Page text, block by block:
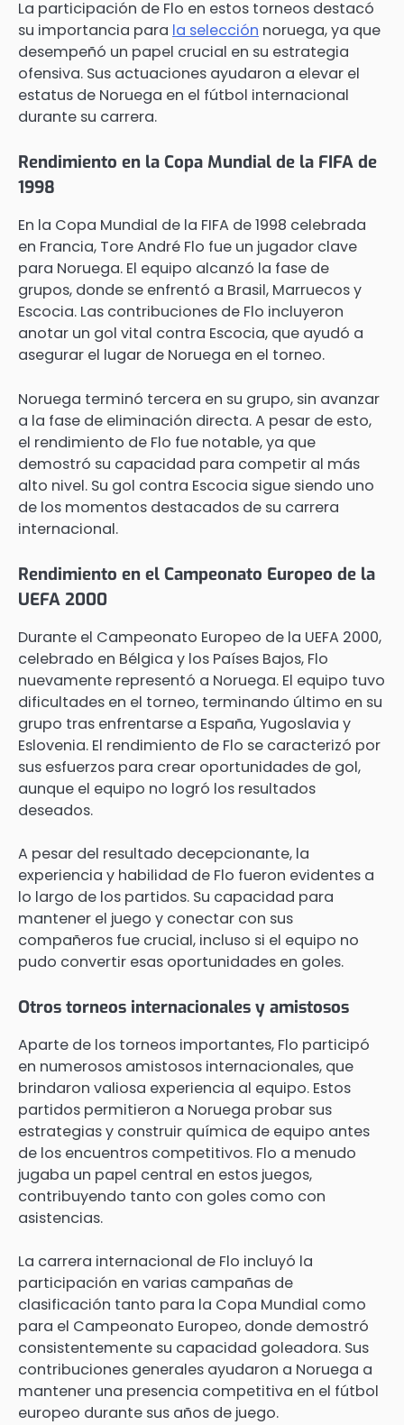
La participación de Flo en estos torneos destacó
su importancia para la selección noruega, ya que
desempeñó un papel crucial en su estrategia
ofensiva. Sus actuaciones ayudaron a elevar el
estatus de Noruega en el fútbol internacional
durante su carrera.
Rendimiento en la Copa Mundial de la FIFA de
1998
En la Copa Mundial de la FIFA de 1998 celebrada
en Francia, Tore André Flo fue un jugador clave
para Noruega. El equipo alcanzó la fase de
grupos, donde se enfrentó a Brasil, Marruecos y
Escocia. Las contribuciones de Flo incluyeron
anotar un gol vital contra Escocia, que ayudó a
asegurar el lugar de Noruega en el torneo.
Noruega terminó tercera en su grupo, sin avanzar
a la fase de eliminación directa. A pesar de esto,
el rendimiento de Flo fue notable, ya que
demostró su capacidad para competir al más
alto nivel. Su gol contra Escocia sigue siendo uno
de los momentos destacados de su carrera
internacional.
Rendimiento en el Campeonato Europeo de la
UEFA 2000
Durante el Campeonato Europeo de la UEFA 2000,
celebrado en Bélgica y los Países Bajos, Flo
nuevamente representó a Noruega. El equipo tuvo
dificultades en el torneo, terminando último en su
grupo tras enfrentarse a España, Yugoslavia y
Eslovenia. El rendimiento de Flo se caracterizó por
sus esfuerzos para crear oportunidades de gol,
aunque el equipo no logró los resultados
deseados.
A pesar del resultado decepcionante, la
experiencia y habilidad de Flo fueron evidentes a
lo largo de los partidos. Su capacidad para
mantener el juego y conectar con sus
compañeros fue crucial, incluso si el equipo no
pudo convertir esas oportunidades en goles.
Otros torneos internacionales y amistosos
Aparte de los torneos importantes, Flo participó
en numerosos amistosos internacionales, que
brindaron valiosa experiencia al equipo. Estos
partidos permitieron a Noruega probar sus
estrategias y construir química de equipo antes
de los encuentros competitivos. Flo a menudo
jugaba un papel central en estos juegos,
contribuyendo tanto con goles como con
asistencias.
La carrera internacional de Flo incluyó la
participación en varias campañas de
clasificación tanto para la Copa Mundial como
para el Campeonato Europeo, donde demostró
consistentemente su capacidad goleadora. Sus
contribuciones generales ayudaron a Noruega a
mantener una presencia competitiva en el fútbol
europeo durante sus años de juego.